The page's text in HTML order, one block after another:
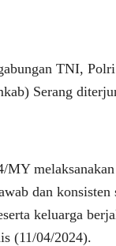
TNI,
Serang
melaksanakan
dan konsisten
keluarga
(11/04/2024).